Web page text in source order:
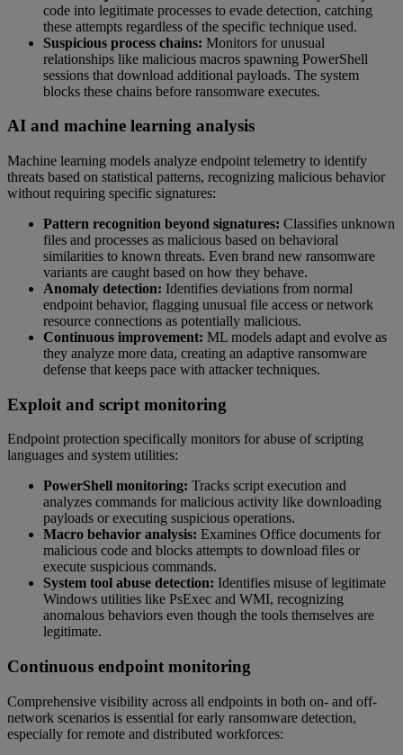
code into legitimate processes to evade detection, catching
these attempts regardless of the specific technique used.
Suspicious process chains: Monitors for unusual
relationships like malicious macros spawning PowerShell
sessions that download additional payloads. The system
blocks these chains before ransomware executes.
AI and machine learning analysis
Machine learning models analyze endpoint telemetry to identify
threats based on statistical patterns, recognizing malicious behavior
without requiring specific signatures:
Pattern recognition beyond signatures: Classifies unknown
files and processes as malicious based on behavioral
similarities to known threats. Even brand new ransomware
variants are caught based on how they behave.
Anomaly detection: Identifies deviations from normal
endpoint behavior, flagging unusual file access or network
resource connections as potentially malicious.
Continuous improvement: ML models adapt and evolve as
they analyze more data, creating an adaptive ransomware
defense that keeps pace with attacker techniques.
Exploit and script monitoring
Endpoint protection specifically monitors for abuse of scripting
languages and system utilities:
PowerShell monitoring: Tracks script execution and
analyzes commands for malicious activity like downloading
payloads or executing suspicious operations.
Macro behavior analysis: Examines Office documents for
malicious code and blocks attempts to download files or
execute suspicious commands.
System tool abuse detection: Identifies misuse of legitimate
Windows utilities like PsExec and WMI, recognizing
anomalous behaviors even though the tools themselves are
legitimate.
Continuous endpoint monitoring
Comprehensive visibility across all endpoints in both on- and off-
network scenarios is essential for early ransomware detection,
especially for remote and distributed workforces: